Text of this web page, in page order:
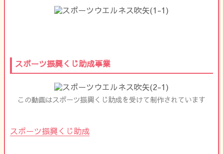
スポーツ振興くじ助成事業
この動画はスポーツ振興くじ助成を受けて制作されています
スポーツ振興くじ助成